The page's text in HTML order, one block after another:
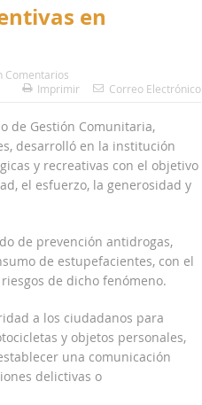
en
Comentarios
Imprimir
Correo Electrónico
de Gestión Comunitaria,
desarrollóen la institución
y recreativas con el objetivo
el esfuerzo, la generosidad y
de prevención antidrogas,
de estupefacientes, con el
de dicho fenómeno.
a los ciudadanos para
y objetos personales,
una comunicación
delictivas o
Jiménez, nuevo Contralor
del Cesar